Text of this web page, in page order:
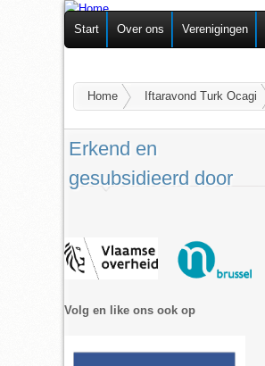
Federatie van
Zelforganisaties
Start Over ons Verenigingen
U bent hier
Home Iftaravond Turk Ocagi
Erkend en
gesubsidieerd door
Volg en like ons ook op